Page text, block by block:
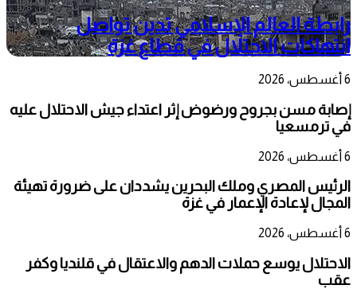
رابطة العالم الإسلامي تدين تواصل
انتهاكات الاحتلال في قطاع غزة
6 أغسطس، 2026
إصابة مسن بجروح ورضوض إثر اعتداء جيش الاحتلال عليه
في ترمسعيا
6 أغسطس، 2026
الرئيس المصري وملك البحرين يشددان على ضرورة تهيئة
المجال لإعادة الإعمار في غزة
6 أغسطس، 2026
الاحتلال يوسع حملات الدهم والاعتقال في قلنديا وكفر
عقب